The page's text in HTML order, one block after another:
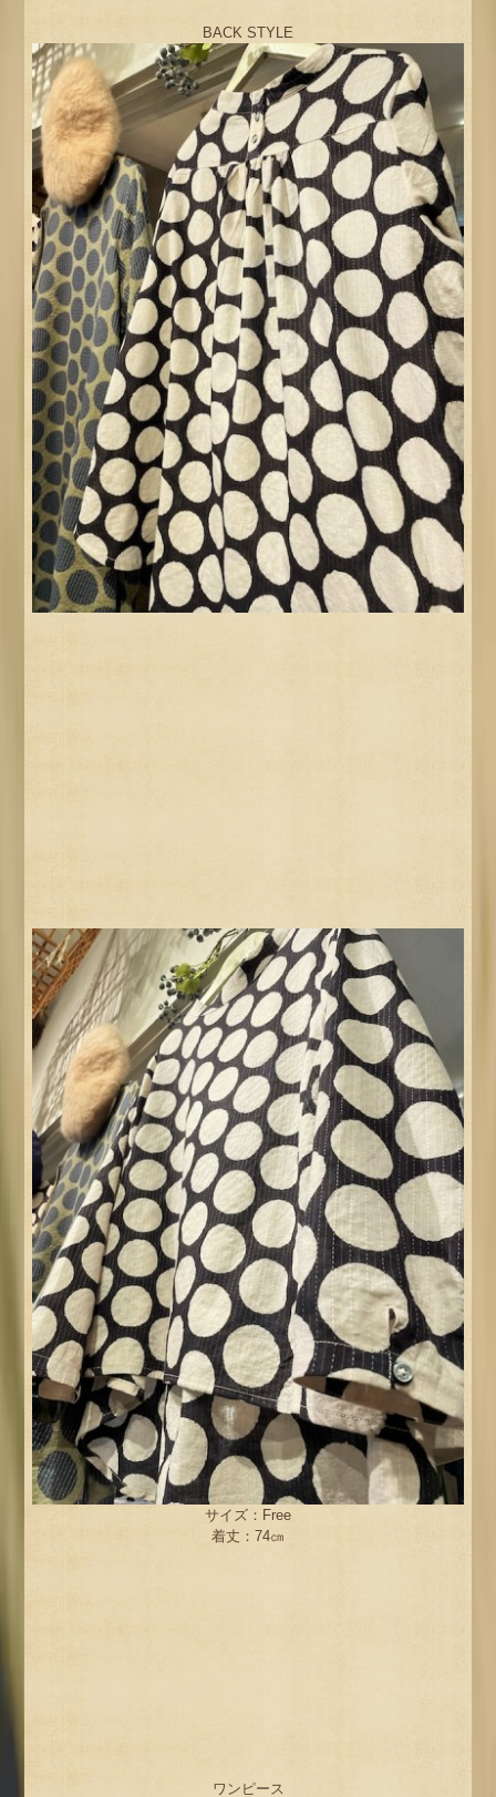
BACK STYLE
サイズ：Free
着丈：74㎝
ワンピース